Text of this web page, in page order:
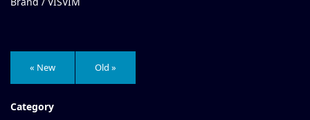
« New Old »
Category